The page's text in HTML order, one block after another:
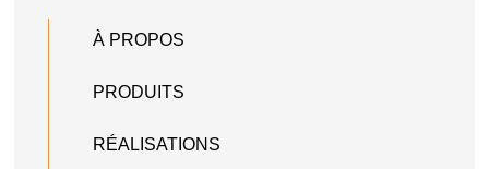
À PROPOS
PRODUITS
RÉALISATIONS